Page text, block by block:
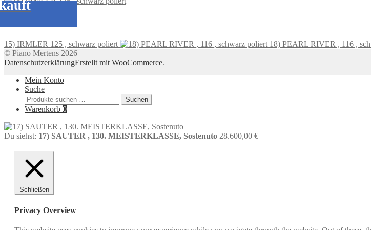
15) IRMLER 125 , schwarz poliert
18) PEARL RIVER , 116 ,
© Piano Mertens 2026
DatenschutzerklärungErstellt mit WooCommerce.
Mein Konto
Suche
Suchen
nach:
Suchen
Warenkorb 0
Du siehst: 17) SAUTER , 130. MEISTERKLASSE, Sostenuto 28.600,00 €
Schließen
Privacy Overview